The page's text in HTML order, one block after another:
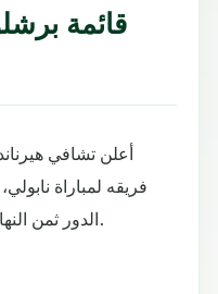
قائمة
أعلن تشافي
فريقه لمباراة
الدور ثمن النهائي من بطولة دوري أبطال أوروبا.